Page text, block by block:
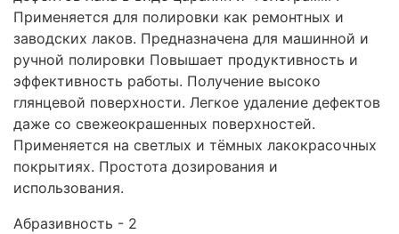
Применяется для полировки как ремонтных и
заводских лаков. Предназначена для машинной и
ручной полировки Повышает продуктивность и
эффективность работы. Получение высоко
глянцевой поверхности. Легкое удаление дефектов
даже со свежеокрашенных поверхностей.
Применяется на светлых и тёмных лакокрасочных
покрытиях. Простота дозирования и
использования.
Абразивность - 2